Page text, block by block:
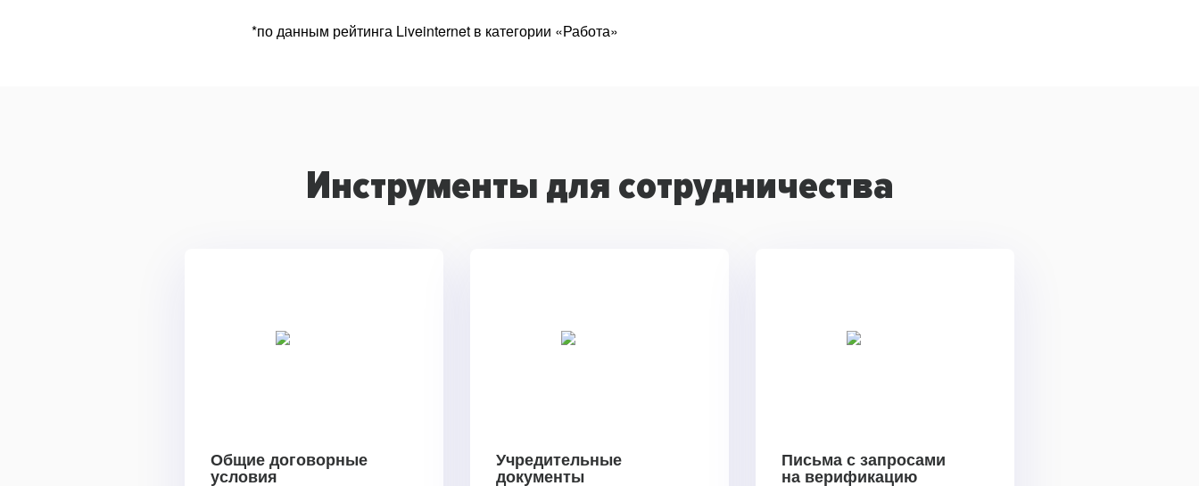
*по данным рейтинга Liveinternet в категории «Работа»
Инструменты для сотрудничества
Общие договорные
условия
Учредительные
документы
Письма с запросами
на верификацию